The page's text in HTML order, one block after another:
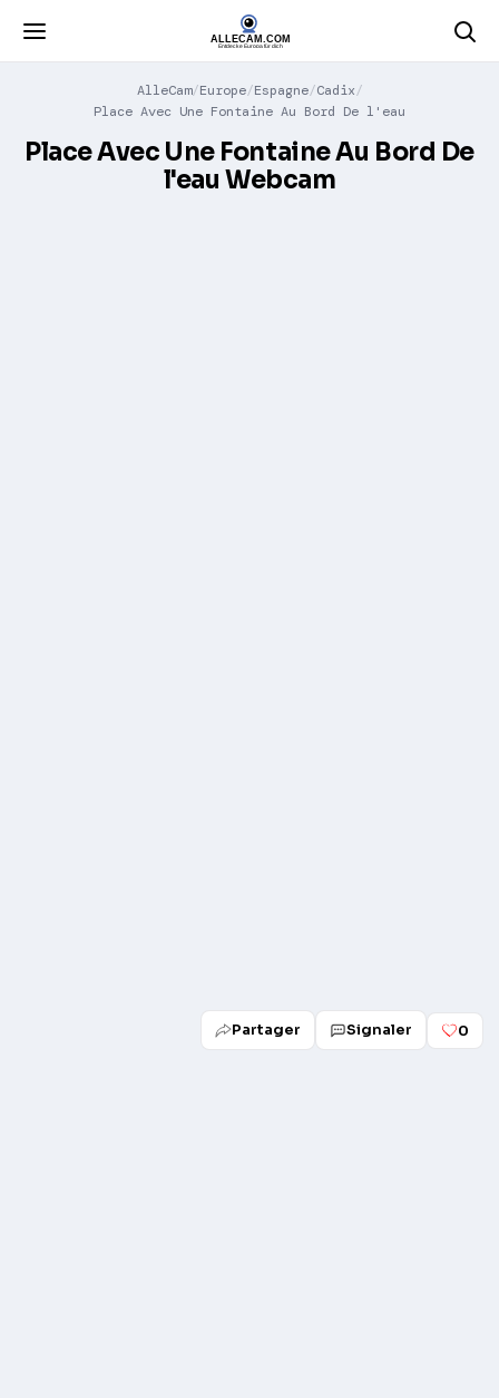
AlleCam Europe Espagne Cadix
Place Avec Une Fontaine Au Bord De l'eau
Place Avec Une Fontaine Au Bord De
l'eau Webcam
Partager Signaler 0